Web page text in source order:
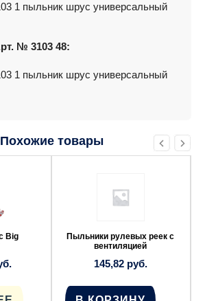
1 пыльник шрус универсальный
№ 3103 48:
1 пыльник шрус универсальный
Похожие товары
Big
Пыльники рулевых реек с
вентиляцией
145,82 руб.